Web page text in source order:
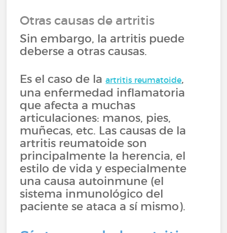
Otras causas de artritis
Sin embargo, la artritis puede
deberse a otras causas.
Es el caso de laartritis reumatoide,
una enfermedad inflamatoria
que afecta a muchas
articulaciones: manos, pies,
muñecas, etc. Las causas de la
artritis reumatoide son
principalmente la herencia, el
estilo de vida y especialmente
una causa autoinmune (el
sistema inmunológico del
paciente se ataca a sí mismo).